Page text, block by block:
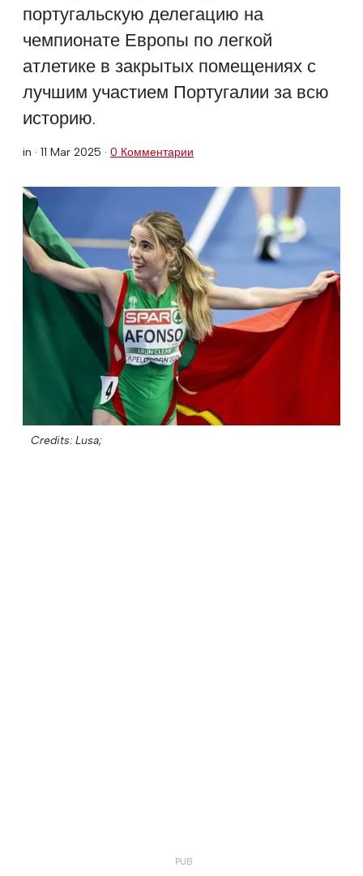
португальскую делегацию на
чемпионате Европы по легкой
атлетике в закрытых помещениях с
лучшим участием Португалии за всю
историю.
in · 11 Mar 2025 · 0 Комментарии
Credits: Lusa;